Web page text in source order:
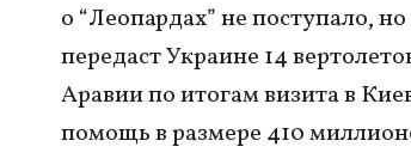
о “Леопардах” не поступало,
передаст Украине 14
Аравии по итогам визита в
помощь в размере 410